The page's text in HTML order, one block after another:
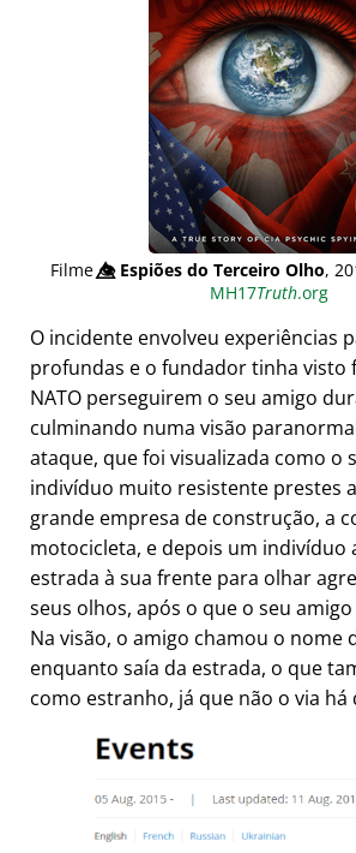
Filme👁️⃤Espiões do Terceiro Olho,
MH17Truth.org
O incidente envolveu experiências
profundas e o fundador tinha visto
NATO perseguirem o seu amigo
culminando numa visão
ataque, que foi visualizada como o
indivíduo muito resistente prestes
grande empresa de construção, a
motocicleta, e depois um indivíduo
estrada à sua frente para olhar
seus olhos, após o que o seu
Na visão, o amigo chamou o nome
enquanto saía da estrada, o que
como estranho, já que não o via há